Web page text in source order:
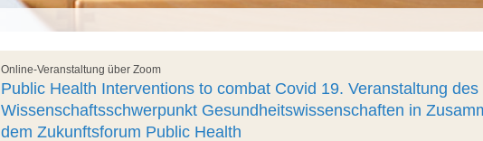
Online-Veranstaltung über Zoom
Public Health Interventions to combat Covid 19. Veranstaltung des
Wissenschaftsschwerpunkt Gesundheitswissenschaften in
dem Zukunftsforum Public Health